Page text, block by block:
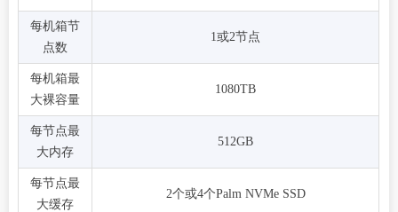
每机箱节
点数
1或2节点
每机箱最
大裸容量
1080TB
每节点最
大内存
512GB
每节点最
大缓存
2个或4个Palm NVMe SSD